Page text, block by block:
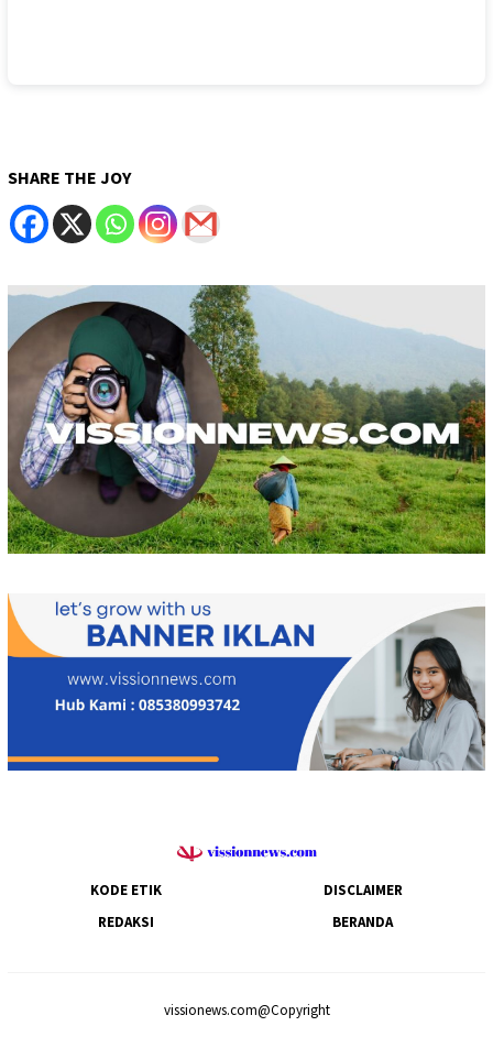
SHARE THE JOY
KODE ETIK
DISCLAIMER
REDAKSI
BERANDA
vissionews.com@Copyright